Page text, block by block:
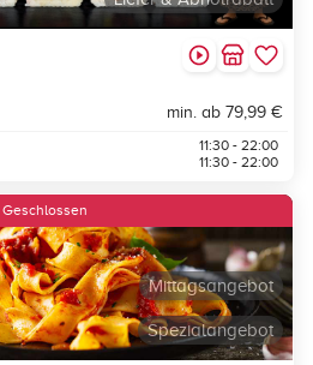
min. ab 79,99 €
11:30 - 22:00
11:30 - 22:00
Spezialangebot
Mittagsangebot
Geschlossen